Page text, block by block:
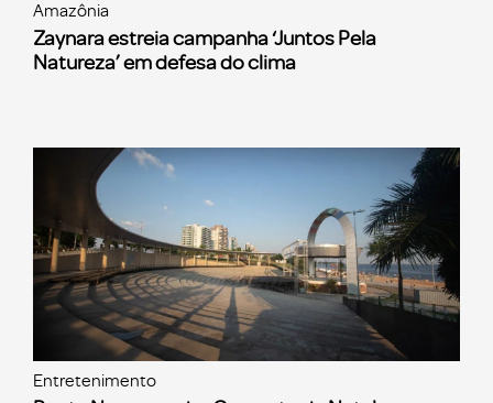
Amazônia
Zaynara estreia campanha ‘Juntos Pela
Natureza’ em defesa do clima
Entretenimento